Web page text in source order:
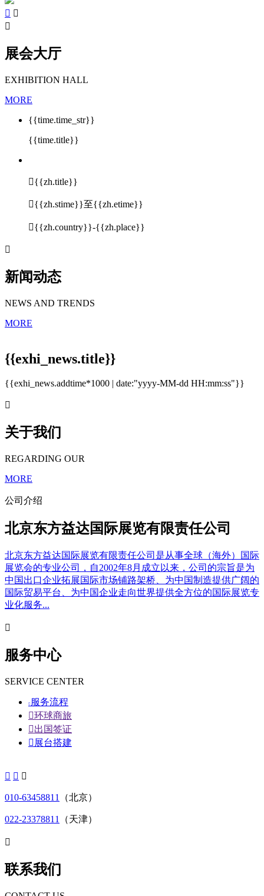
 

展会大厅
EXHIBITION HALL
MORE
{{time.time_str}}
{{time.title}}
{{zh.title}}
{{zh.stime}}至{{zh.etime}}
{{zh.country}}-{{zh.place}}

新闻动态
NEWS AND TRENDS
MORE
{{exhi_news.title}}
{{exhi_news.addtime*1000 | date:"yyyy-MM-dd HH:mm:ss"}}

关于我们
REGARDING OUR
MORE
公司介绍
北京东方益达国际展览有限责任公司
北京东方益达国际展览有限责任公司是从事全球（海外）国际
展览会的专业公司，自2002年8月成立以来，公司的宗旨是为
中国出口企业拓展国际市场铺路架桥、为中国制造提供广阔的
国际贸易平台、为中国企业走向世界提供全方位的国际展览专
业化服务...

服务中心
SERVICE CENTER
 服务流程
环球商旅
出国签证
 展台搭建
  
010-63458811 （北京）
022-23378811 （天津）

联系我们